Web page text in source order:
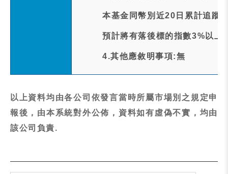
本基金同幣別近20日累計追
預計將有落後標的指數3%以上
4.其他應敘明事項:無
以上資料均由各公司依發言當時所屬市場別之規定申
報後，由本系統對外公佈，資料如有虛偽不實，均由
該公司負責.